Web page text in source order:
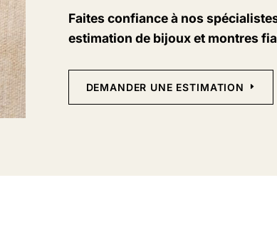
Faites confiance à nos
estimation de bijoux et montres
DEMANDER UNE ESTIMATION